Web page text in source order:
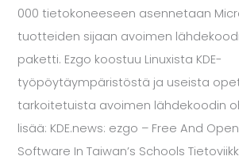
000 tietokoneeseen asennetaan
tuotteiden sijaan avoimen
paketti. Ezgo koostuu Linuxista KDE-
työpöytäympäristöstä ja useista
tarkoitetuista avoimen lähdekoodin
lisää: KDE.news: ezgo – Free And
Software In Taiwan’s Schools